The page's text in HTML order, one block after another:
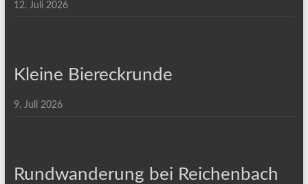
12. Juli 2026
Kleine Biereckrunde
9. Juli 2026
Rundwanderung bei Reichenbach